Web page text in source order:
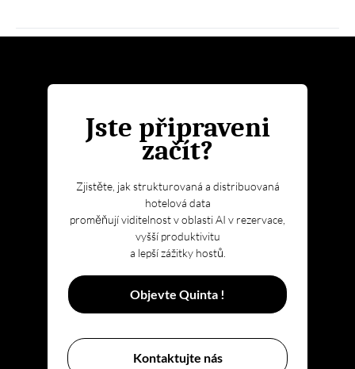
Jste připraveni
začít?
Zjistěte, jak strukturovaná a distribuovaná
hotelová data
proměňují viditelnost v oblasti AI v rezervace,
vyšší produktivitu
a lepší zážitky hostů.
Objevte Quinta !
Kontaktujte nás